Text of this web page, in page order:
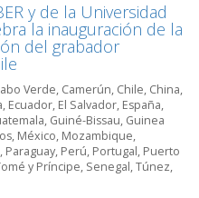
y de la Universidad
la inauguración de la
del grabador
Verde, Camerún, Chile, China,
, Ecuador, El Salvador, España,
, Guiné-Bissau, Guinea
, México, Mozambique,
, Paraguay, Perú, Portugal, Puerto
y Príncipe, Senegal,Túnez,